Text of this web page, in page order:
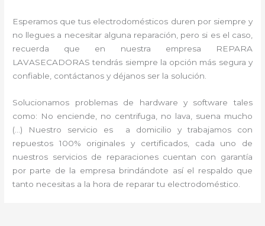
Esperamos que tus electrodomésticos duren por siempre y
no llegues a necesitar alguna reparación, pero si es el caso,
recuerda que en nuestra empresa REPARA
LAVASECADORAS tendrás siempre la opción más segura y
confiable, contáctanos y déjanos ser la solución.
Solucionamos problemas de hardware y software tales
como: No enciende, no centrifuga, no lava, suena mucho
(…) Nuestro servicio es a domicilio y trabajamos con
repuestos 100% originales y certificados, cada uno de
nuestros servicios de reparaciones cuentan con garantía
por parte de la empresa brindándote así el respaldo que
tanto necesitas a la hora de reparar tu electrodoméstico.